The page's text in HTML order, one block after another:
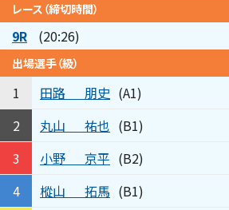
レース（締切時間）
9R (20:26)
出場選手（級）
1 田路 朋史 (A1)
2
丸山 祐也 (B1)
3
小野 京平 (B2)
4
樅山 拓馬 (B1)